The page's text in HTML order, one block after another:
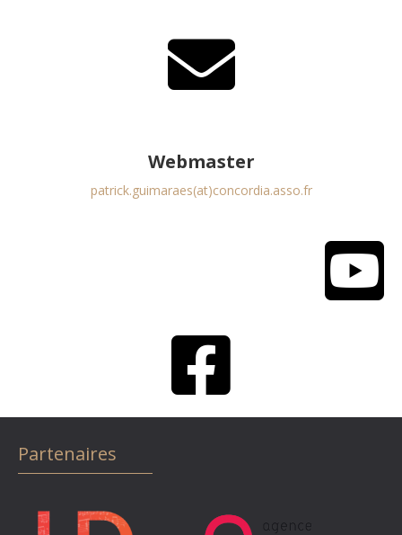
Webmaster
patrick.guimaraes(at)concordia.asso.fr
Partenaires